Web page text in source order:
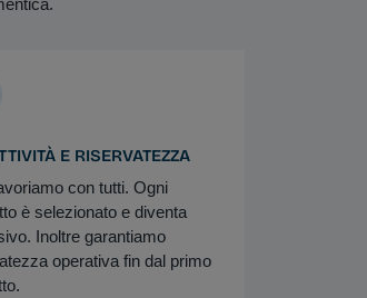
E RISERVATEZZA
con tutti. Ogni
è selezionato e diventa
Inoltre garantiamo
operativa fin dal primo